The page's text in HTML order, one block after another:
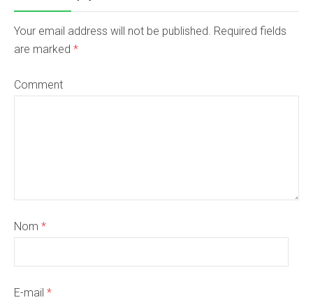
Your email address will not be published. Required fields
are marked *
Comment
Nom *
E-mail *